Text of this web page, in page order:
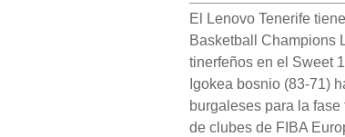
El Lenovo Tenerife
Basketball Champions
tinerfeños en el Sweet
Igokea bosnio (83-71)
burgaleses para la
de clubes de FIBA